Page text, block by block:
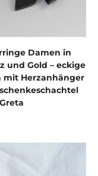
Damen in
und Gold – eckige
mit Herzanhänger